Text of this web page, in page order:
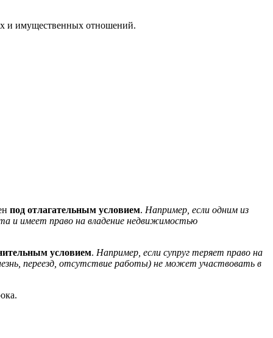
и имущественных отношений.
под отлагательным условием. Например, если одним из
и имеет право на владение недвижимостью
условием. Например, если супруг теряет право на
переезд, отсутствие работы) не может участвовать в